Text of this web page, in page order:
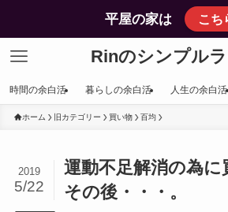
平屋の家は こち
Rinのシンプル
時間の余白活 暮らしの余白活 人生の余白活
ホーム 旧カテゴリー 買い物 百均
運動不足解消の為に
その後・・・。
2019
5/22